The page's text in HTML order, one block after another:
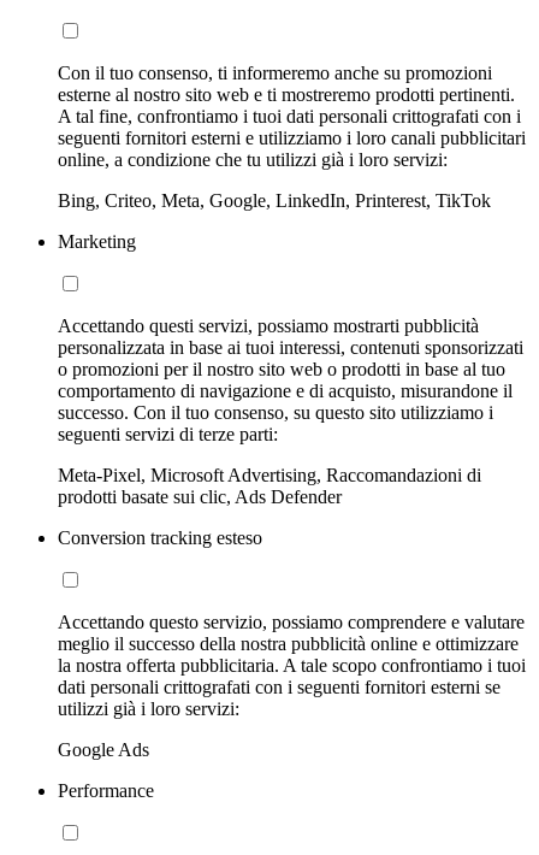
Con il tuo consenso, ti informeremo anche su promozioni
esterne al nostro sito web e ti mostreremo prodotti pertinenti.
A tal fine, confrontiamo i tuoi dati personali crittografati con i
seguenti fornitori esterni e utilizziamo i loro canali pubblicitari
online, a condizione che tu utilizzi già i loro servizi:
Bing, Criteo, Meta, Google, LinkedIn, Printerest, TikTok
Marketing
Accettando questi servizi, possiamo mostrarti pubblicità
personalizzata in base ai tuoi interessi, contenuti sponsorizzati
o promozioni per il nostro sito web o prodotti in base al tuo
comportamento di navigazione e di acquisto, misurandone il
successo. Con il tuo consenso, su questo sito utilizziamo i
seguenti servizi di terze parti:
Meta-Pixel, Microsoft Advertising, Raccomandazioni di
prodotti basate sui clic, Ads Defender
Conversion tracking esteso
Accettando questo servizio, possiamo comprendere e valutare
meglio il successo della nostra pubblicità online e ottimizzare
la nostra offerta pubblicitaria. A tale scopo confrontiamo i tuoi
dati personali crittografati con i seguenti fornitori esterni se
utilizzi già i loro servizi:
Google Ads
Performance